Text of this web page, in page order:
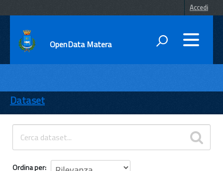
Accedi
OpenData Matera
ENTI
TEMI
INFORMAZIONI
Dataset
Ordina per